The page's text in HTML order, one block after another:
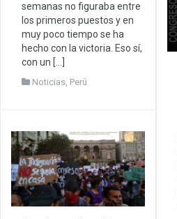
semanas no figuraba entre
los primeros puestos y en
muy poco tiempo se ha
hecho con la victoria. Eso sí,
con un […]
Noticias, Perú